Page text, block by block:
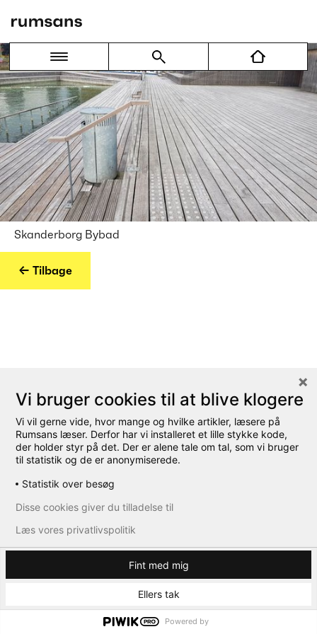
Skanderborg Bybad
← Tilbage
Vi bruger cookies til at blive klogere
Vi vil gerne vide, hvor mange og hvilke artikler, læsere på
Rumsans læser. Derfor har vi installeret et lille stykke kode,
der holder styr på det. Der er alene tale om tal, som vi bruger
til statistik og de er anonymiserede.
Statistik over besøg
Fint med mig
Ellers tak
Disse cookies giver du tilladelse til
Læs vores privatlivspolitik
Powered by